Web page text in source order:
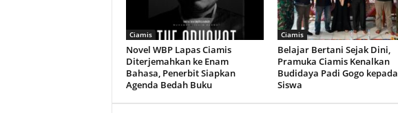
Ciamis
Novel WBP Lapas Ciamis
Diterjemahkan ke Enam
Bahasa, Penerbit Siapkan
Agenda Bedah Buku
Ciamis
Belajar Bertani Sejak Dini,
Pramuka Ciamis Kenalkan
Budidaya Padi Gogo kepada
Siswa